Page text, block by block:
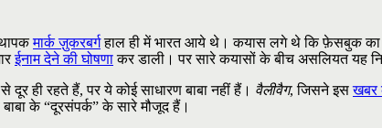
मार्क ज़ुकरबर्गहाल ही में भारत आये थे। कयास लगे थे कि फ़ेसबुक का
ईनाम देने की घोषणाकर डाली। पर सारे कयासों के बीच असलियत यह
ही रहते हैं, पर ये कोई साधारण बाबा नहीं हैं। वैलीवैग, जिसने इसखबर
के “दूरसंपर्क” के सारे मौजूद हैं।